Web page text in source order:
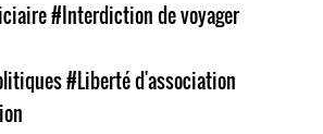
#Interdiction de voyager
#Liberté d'association